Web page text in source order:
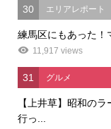
30 エリアレポート
練馬区にもあった！
11,917 views
31 グルメ
【上井草】昭和の
行っ...